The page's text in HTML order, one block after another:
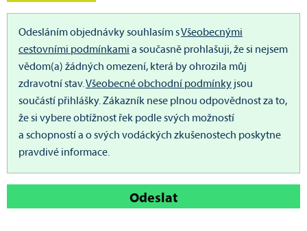
Odesláním objednávky souhlasím sVšeobecnými
cestovními podmínkami a současně prohlašuji, že si nejsem
vědom(a) žádných omezení, která by ohrozila můj
zdravotní stav.Všeobecné obchodní podmínky jsou
součástí přihlášky.Zákazník nese plnou odpovědnost za to,
že si vybere obtížnost řek podle svých možností
a schopností a o svých vodáckých zkušenostech poskytne
pravdivé informace.
Odeslat